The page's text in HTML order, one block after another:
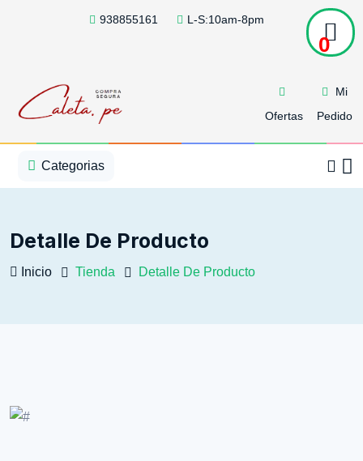
938855161 L-S:10am-8pm
Ofertas
Mi
Pedido
0
Categorias
Detalle De Producto
Inicio Tienda Detalle De Producto